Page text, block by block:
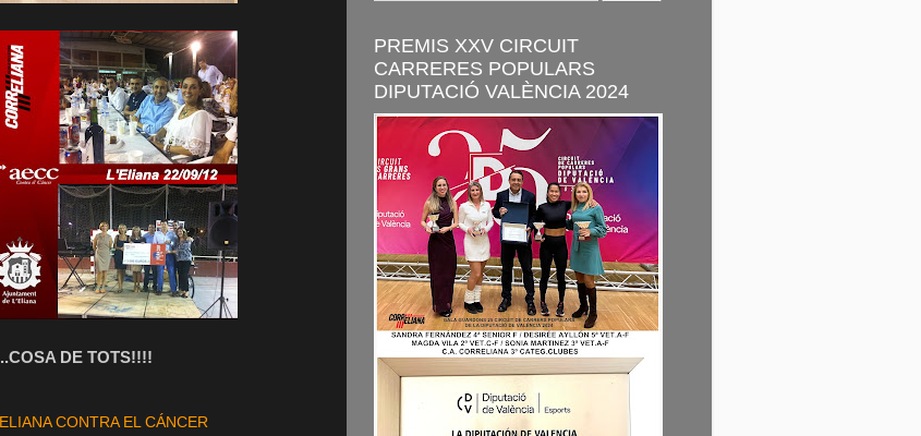
DE TOTS!!!!
CONTRA EL CÁNCER
PREMIS XXV CIRCUIT
CARRERES POPULARS
DIPUTACIÓ VALÈNCIA 2024